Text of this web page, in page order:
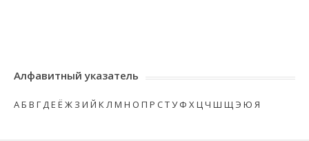
Алфавитный указатель
АБ В ГДЕ Ё Ж З И Й КЛ М Н О П Р СТУ Ф ХЦЧ Ш Щ Э Ю Я